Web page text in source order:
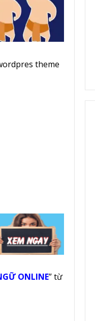
theme
ONLINE” từ